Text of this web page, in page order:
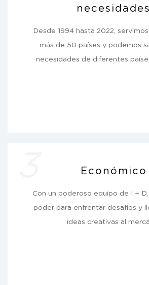
necesidades
Desde 1994 hasta 2022,
más de 50 países y podemos
necesidades de diferentes
Económico
Con un poderoso equipo de I +
poder para enfrentar desafíos y
ideas creativas al